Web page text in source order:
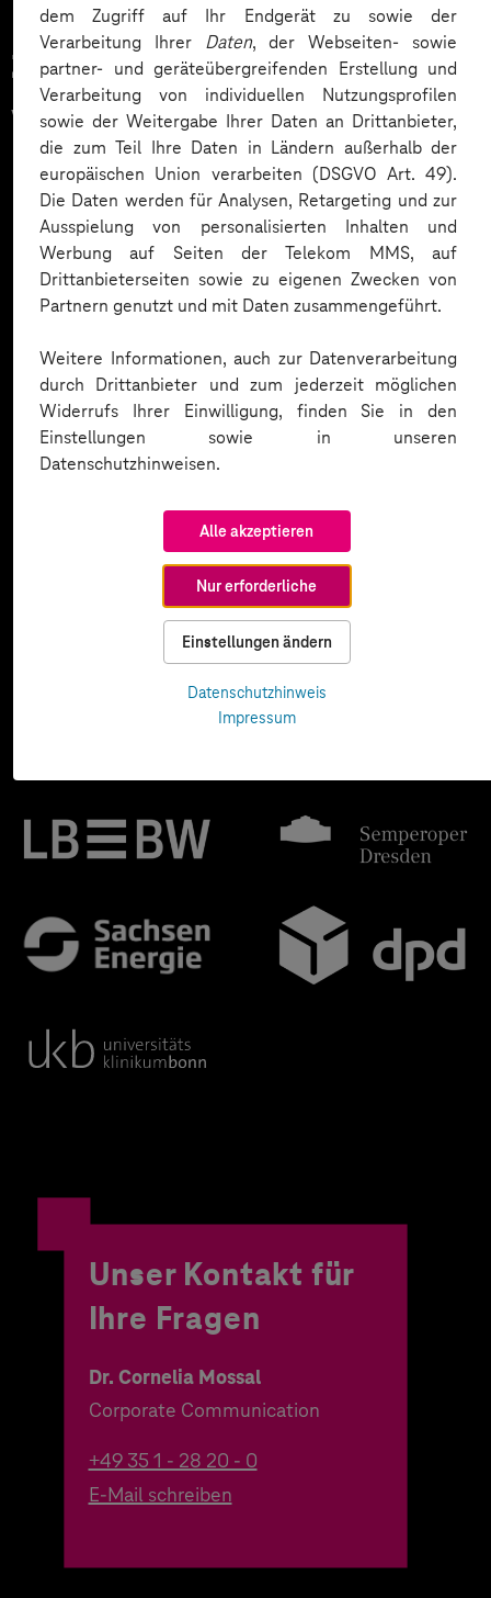
dem Zugriff auf Ihr Endgerät zu sowie der
Verarbeitung Ihrer Daten, der Webseiten- sowie
partner- und geräteübergreifenden Erstellung und
Verarbeitung von individuellen Nutzungsprofilen
sowie der Weitergabe Ihrer Daten an Drittanbieter,
die zum Teil Ihre Daten in Ländern außerhalb der
europäischen Union verarbeiten (DSGVO Art. 49).
Die Daten werden für Analysen, Retargeting und zur
Ausspielung von personalisierten Inhalten und
Werbung auf Seiten der Telekom MMS, auf
Drittanbieterseiten sowie zu eigenen Zwecken von
Partnern genutzt und mit Daten zusammengeführt.
Weitere Informationen, auch zur Datenverarbeitung
durch Drittanbieter und zum jederzeit möglichen
Widerrufs Ihrer Einwilligung, finden Sie in den
Einstellungen sowie in unseren
Datenschutzhinweisen.
Alle akzeptieren
Nur erforderliche
Einstellungen ändern
Datenschutzhinweis
Impressum
Zahlreiche Unternehmen
vertrauen auf unsere
Expertise. Hier eine Auswahl:
Unser Kontakt für
Ihre Fragen
Dr. Cornelia Mossal
Corporate Communication
+49 35 1 - 28 20 - 0
E-Mail schreiben